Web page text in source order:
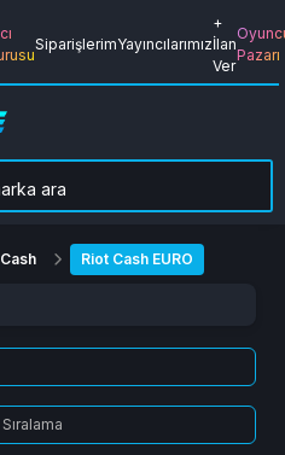
SiparişlerimYayıncılarımız
+
İlan
Ver
Pazarı
Riot Cash EURO